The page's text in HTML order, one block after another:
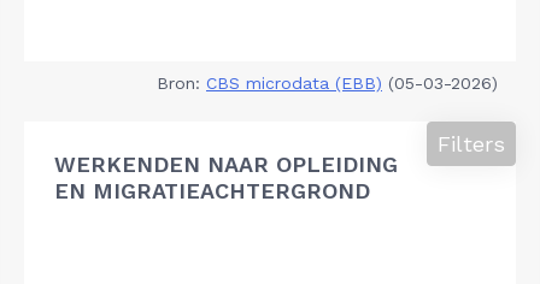
Bron: CBS microdata (EBB) (05-03-2026)
WERKENDEN NAAR OPLEIDING
EN MIGRATIEACHTERGROND
Filters